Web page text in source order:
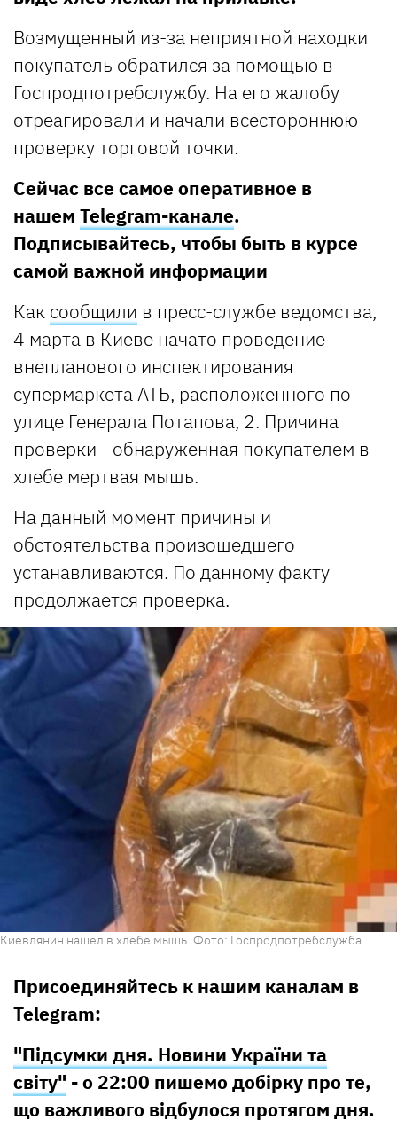
Возмущенный из-за неприятной находки
покупатель обратился за помощью в
Госпродпотребслужбу. На его жалобу
отреагировали и начали всестороннюю
проверку торговой точки.
Сейчас все самое оперативное в
нашем Telegram-канале.
Подписывайтесь, чтобы быть в курсе
самой важной информации
Как сообщили в пресс-службе ведомства,
4 марта в Киеве начато проведение
внепланового инспектирования
супермаркета АТБ, расположенного по
улице Генерала Потапова, 2. Причина
проверки - обнаруженная покупателем в
хлебе мертвая мышь.
На данный момент причины и
обстоятельства произошедшего
устанавливаются. По данному факту
продолжается проверка.
Киевлянин нашел в хлебе мышь. Фото: Госпродпотребслужба
Присоединяйтесь к нашим каналам в
Telegram:
"Підсумки дня. Новини України та
світу" - о 22:00 пишемо добірку про те,
що важливого відбулося протягом дня.